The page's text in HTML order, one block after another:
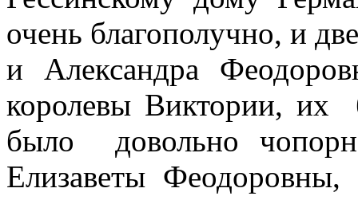
очень благополучно, и
и Александра
королевы Виктории,
было довольно
Елизаветы